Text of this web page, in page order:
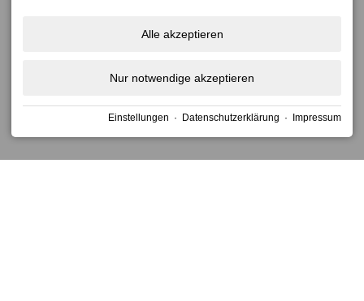
shortcuts
dates.
Alle akzeptieren
Nur notwendige akzeptieren
Einstellungen · Datenschutzerklärung · Impressum